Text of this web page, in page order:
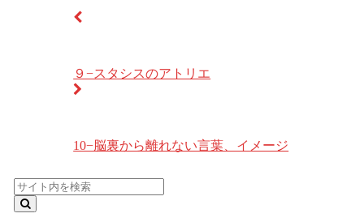
９−スタシスのアトリエ
10−脳裏から離れない言葉、イメージ